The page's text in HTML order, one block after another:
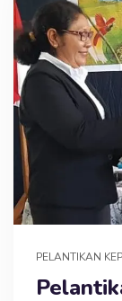
PELANTIKAN